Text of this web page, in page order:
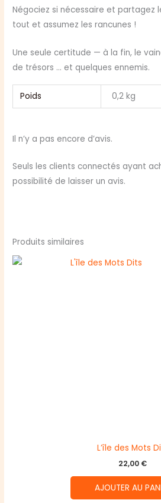
Négociez si nécessaire et partagez
tout et assumez les rancunes !
Une seule certitude — à la fin, le
de trésors … et quelques ennemis.
Poids 0,2 kg
Il n’y a pas encore d’avis.
Seuls les clients connectés ayant
possibilité de laisser un avis.
Produits similaires
L’île des Mots
22,00 €
AJOUTER AU